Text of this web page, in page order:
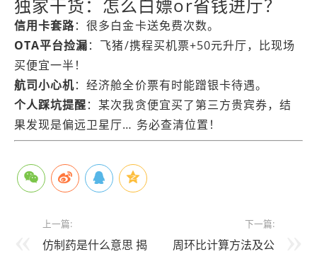
独家干货：怎么白嫖or省钱进厅？
信用卡套路：很多白金卡送免费次数。
OTA平台捡漏：飞猪/携程买机票+50元升厅，比现场
买便宜一半！
航司小心机：经济舱全价票有时能蹭银卡待遇。
个人踩坑提醒：某次我贪便宜买了第三方贵宾券，结
果发现是偏远卫星厅… 务必查清位置！
上一篇:
仿制药是什么意思 揭
下一篇:
周环比计算方法及公